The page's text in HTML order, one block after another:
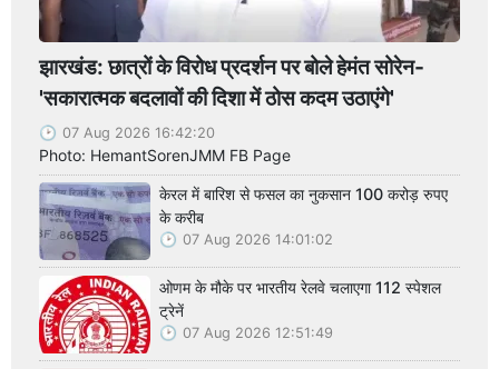
झारखंड: छात्रों के विरोध प्रदर्शन पर बोले हेमंत सोरेन-
'सकारात्मक बदलावों की दिशा में ठोस कदम उठाएंगे'
07 Aug 2026 16:42:20
Photo: HemantSorenJMM FB Page
केरल में बारिश से फसल का नुकसान 100 करोड़ रुपए
के करीब
07 Aug 2026 14:01:02
ओणम के मौके पर भारतीय रेलवे चलाएगा 112 स्पेशल
ट्रेनें
07 Aug 2026 12:51:49